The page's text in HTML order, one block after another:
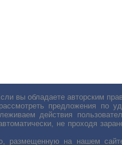
вы обладаете авторским
предложения по
действия
не проходя
на нашем